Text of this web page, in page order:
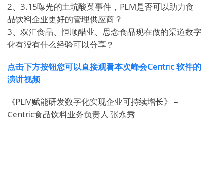
2、3.15曝光的土坑酸菜事件，PLM是否可以助力食
品饮料企业更好的管理供应商？
3、双汇食品、恒顺醋业、思念食品现在做的渠道数字
化有没有什么经验可以分享？
点击下方按钮您可以直接观看本次峰会Centric 软件的
演讲视频
《PLM赋能研发数字化实现企业可持续增长》 –
Centric食品饮料业务负责人 张永秀